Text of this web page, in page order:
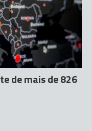
de mais de 826